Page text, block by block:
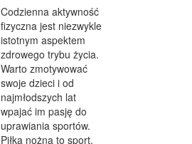
Codzienna aktywność
fizyczna jest niezwykle
istotnym aspektem
zdrowego trybu życia.
Warto zmotywować
swoje dzieci i od
najmłodszych lat
wpajać im pasję do
uprawiania sportów.
Piłka nożna to sport,